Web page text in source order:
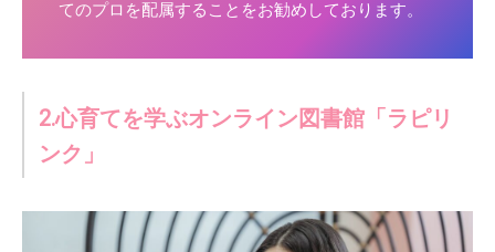
てのプロを配属することをお勧めしております。
2.心育てを学ぶオンライン図書館「ラピリ
ンク」